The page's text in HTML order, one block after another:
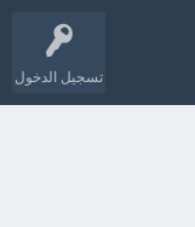
تسجيل الدخول